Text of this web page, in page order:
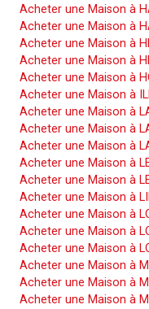
Acheter une Maison à
Acheter une Maison à
Acheter une Maison à
Acheter une Maison à
Acheter une Maison à
Acheter une Maison à
Acheter une Maison à
Acheter une Maison à
Acheter une Maison à
Acheter une Maison à
Acheter une Maison à
Acheter une Maison à
Acheter une Maison à
Acheter une Maison à
Acheter une Maison à
Acheter une Maison à
Acheter une Maison à
Acheter une Maison à